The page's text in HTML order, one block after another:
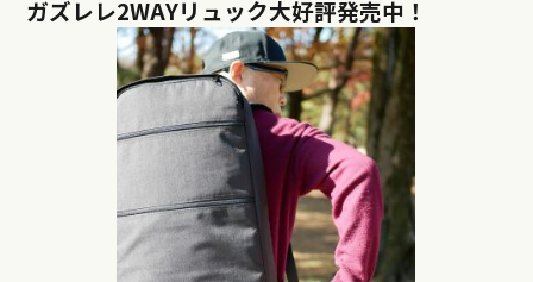
ガズレレ2WAYリュック大好評発売中！